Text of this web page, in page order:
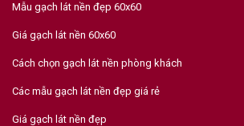
Mẫu gạch lát nền đẹp 60x60
Giá gạch lát nền 60x60
Cách chọn gạch lát nền phòng khách
Các mẫu gạch lát nền đẹp giá rẻ
Giá gạch lát nền đẹp